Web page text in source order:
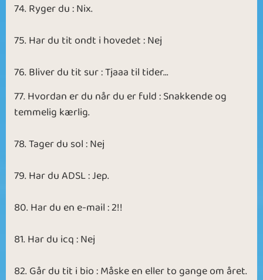
74. Ryger du : Nix.
75. Har du tit ondt i hovedet : Nej
76. Bliver du tit sur : Tjaaa til tider...
77. Hvordan er du når du er fuld : Snakkende og
temmelig kærlig.
78. Tager du sol : Nej
79. Har du ADSL : Jep.
80. Har du en e-mail : 2!!
81. Har du icq : Nej
82. Går du tit i bio : Måske en eller to gange om året.